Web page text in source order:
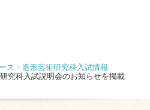
ス
造形芸術研究科入試情報
究科入試説明会のお知らせを掲載